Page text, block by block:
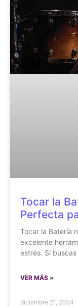
Tocar la
Perfecta
Tocar la Batería
excelente
estrés. Si
VER MÁS »
diciembre 21, 2024